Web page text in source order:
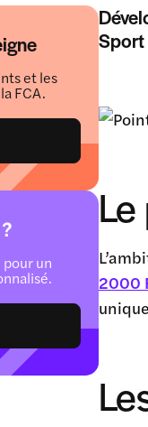
et les
FCA.
un
Sport
2000